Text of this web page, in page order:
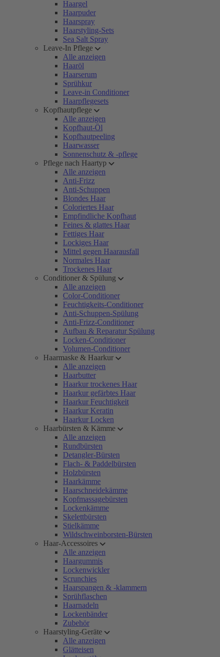
Haargel
Haarpuder
Haarspray
Haarstyling-Sets
Sea Salt Spray
Leave-In Pflege
Alle anzeigen
Haaröl
Haarserum
Sprühkur
Leave-in Conditioner
Haarpflegesets
Kopfhautpflege
Alle anzeigen
Kopfhaut-Öl
Kopfhautpeeling
Haarwasser
Sonnenschutz & -pflege
Pflege nach Haartyp
Alle anzeigen
Anti-Frizz
Anti-Schuppen
Blondes Haar
Coloriertes Haar
Empfindliche Kopfhaut
Feines & glattes Haar
Fettiges Haar
Lockiges Haar
Mittel gegen Haarausfall
Normales Haar
Trockenes Haar
Conditioner & Spülung
Alle anzeigen
Color-Conditioner
Feuchtigkeits-Conditioner
Anti-Schuppen-Spülung
Anti-Frizz-Conditioner
Aufbau & Reparatur Spülung
Locken-Conditioner
Volumen-Conditioner
Haarmaske & Haarkur
Alle anzeigen
Haarbutter
Haarkur trockenes Haar
Haarkur gefärbtes Haar
Haarkur Feuchtigkeit
Haarkur Keratin
Haarkur Locken
Haarbürsten & Kämme
Alle anzeigen
Rundbürsten
Detangler-Bürsten
Flach- & Paddelbürsten
Holzbürsten
Haarkämme
Haarschneidekämme
Kopfmassagebürsten
Lockenkämme
Skelettbürsten
Stielkämme
Wildschweinborsten-Bürsten
Haar-Accessoires
Alle anzeigen
Haargummis
Lockenwickler
Scrunchies
Haarspangen & -klammern
Sprühflaschen
Haarnadeln
Lockenbänder
Zubehör
Haarstyling-Geräte
Alle anzeigen
Glätteisen